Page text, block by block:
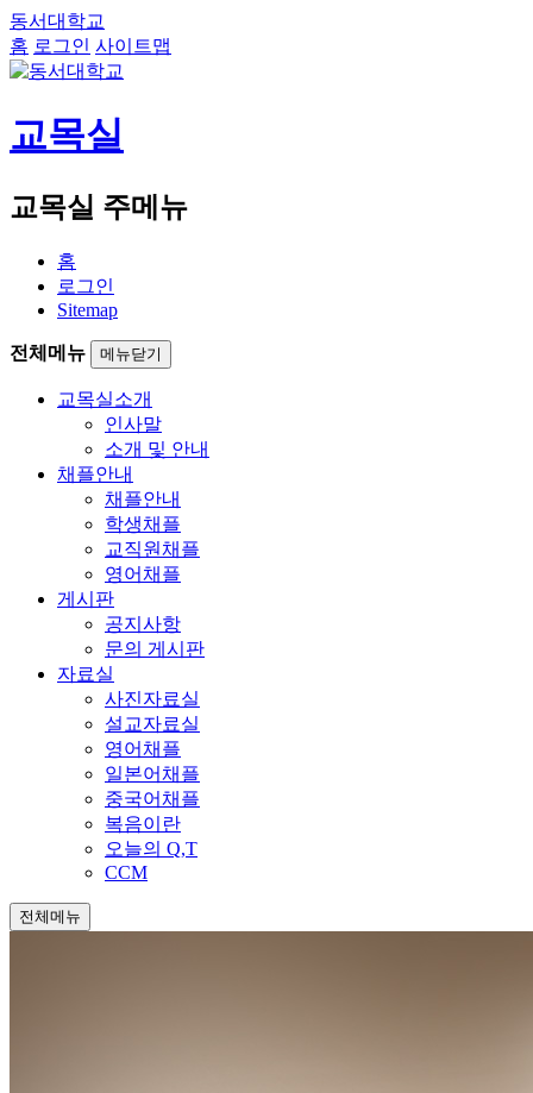
동서대학교
홈 로그인 사이트맵
교목실
교목실 주메뉴
홈
로그인
Sitemap
전체메뉴 메뉴닫기
교목실소개
인사말
소개 및 안내
채플안내
채플안내
학생채플
교직원채플
영어채플
게시판
공지사항
문의 게시판
자료실
사진자료실
설교자료실
영어채플
일본어채플
중국어채플
복음이란
오늘의 Q,T
CCM
전체메뉴